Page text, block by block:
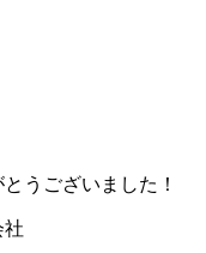
うございました！
社